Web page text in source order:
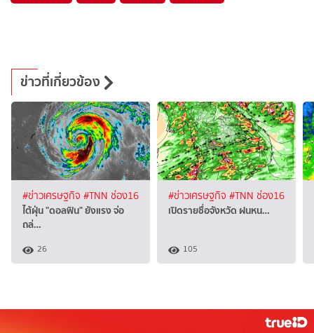
ข่าวที่เกี่ยวข้อง
#ข่าวเศรษฐกิจ #TNN ช่อง16
ไต้ฝุ่น "ดอลฟิน" ยังแรง จ่อ
ถล่…
26
#ข่าวเศรษฐกิจ #TNN ช่อง16
เปิดรายชื่อจังหวัด ฝนหน…
105